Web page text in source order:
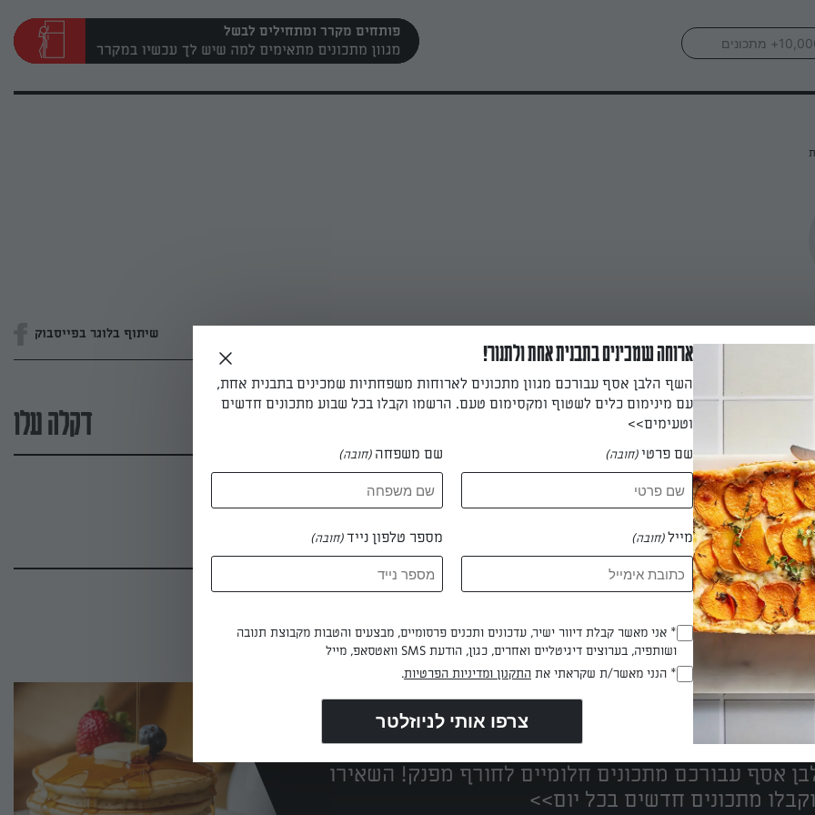
פותחים מקרר ומתחילים לבשל
שיתוף בלוגר בפייסבוק
דקלה עלו
דקלה עלו
הכי טעימים במקום אחד!
אסף עבורכם מתכונים חלומיים לחורף מפנק! השאירו
מתכונים חדשים בכל יום>>
ארוחה שמכינים בתבנית אחת ולתנור!
השף הלבן אסף עבורכם מגוון מתכונים לארוחות משפחתיות שמכינים בתבנית אחת,
עם מינימום כלים לשטוף ומקסימום טעם. הרשמו וקבלו בכל שבוע מתכונים חדשים
וטעימים>>
שם פרטי(חובה) שם משפחה (חובה)
מייל(חובה) מספר טלפון נייד(חובה)
(חובה)
* אני מאשר קבלת דיוור ישיר, עדכונים ותכנים פרסומיים, מבצעים והטבות מקבוצת תנובה
ושותפיה, בערוצים דיגיטליים ואחרים, כגון, הודעת SMS וואטסאפ, מייל
(חובה)
* הנני מאשר/ת שקראתי את התקנון ומדיניות הפרטיות.